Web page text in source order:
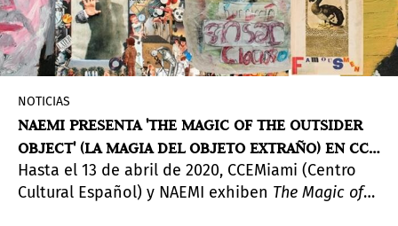
NOTICIAS
NAEMI PRESENTA 'THE MAGIC OF THE OUTSIDER
OBJECT' (LA MAGIA DEL OBJETO EXTRAÑO) EN CCE
MIAMI
Hasta el 13 de abril de 2020, CCEMiami (Centro
Cultural Español) y NAEMI exhiben The Magic of